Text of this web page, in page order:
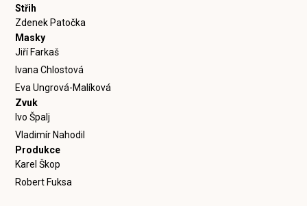
Střih
Zdenek Patočka
Masky
Jiří Farkaš
Ivana Chlostová
Eva Ungrová-Malíková
Zvuk
Ivo Špalj
Vladimír Nahodil
Produkce
Karel Škop
Robert Fuksa